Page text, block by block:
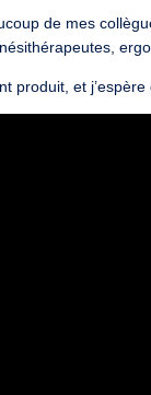
de mes
produit, et